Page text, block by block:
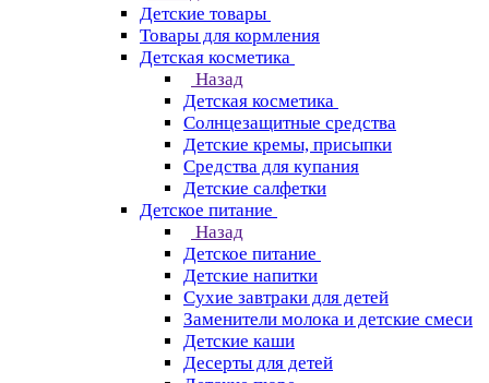
Детские товары
Товары для кормления
Детская косметика
Назад
Детская косметика
Солнцезащитные средства
Детские кремы, присыпки
Средства для купания
Детские салфетки
Детское питание
Назад
Детское питание
Детские напитки
Сухие завтраки для детей
Заменители молока и детские смеси
Детские каши
Десерты для детей